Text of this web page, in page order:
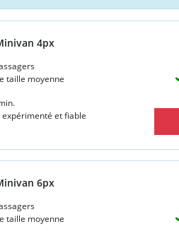
4px
taille moyenne
et fiable
6px
taille moyenne